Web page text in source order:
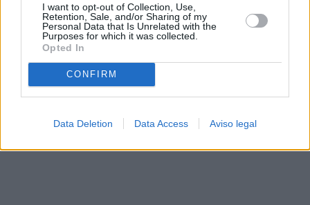
I want to opt-out of Collection, Use,
Retention, Sale, and/or Sharing of my
Personal Data that Is Unrelated with the
Purposes for which it was collected.
Opted In
CONFIRM
Data Deletion Data Access Aviso legal